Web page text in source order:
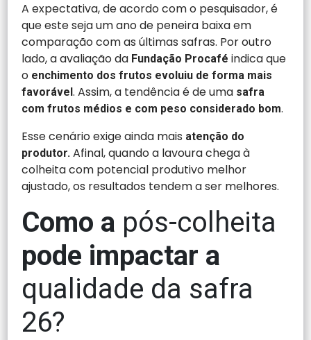
A expectativa, de acordo com o pesquisador, é
que este seja um ano de peneira baixa em
comparação com as últimas safras. Por outro
lado, a avaliação da Fundação Procafé indica que
o enchimento dos frutos evoluiu de forma mais
favorável. Assim, a tendência é de uma safra
com frutos médios e com peso considerado bom.
Esse cenário exige ainda mais atenção do
produtor. Afinal, quando a lavoura chega à
colheita com potencial produtivo melhor
ajustado, os resultados tendem a ser melhores.
Como a pós-colheita
pode impactar a
qualidade da safra
26?